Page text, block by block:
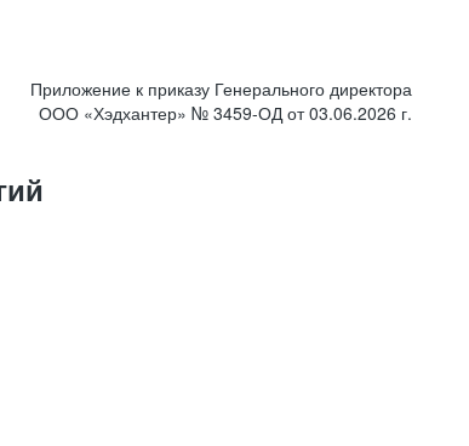
Приложение к приказу Генерального директора
ООО «Хэдхантер» № 3459-ОД от 03.06.2026 г.